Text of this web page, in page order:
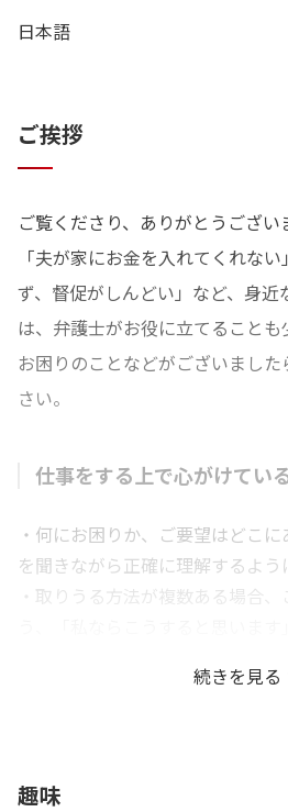
日本語
ご挨拶
ご覧くださり、ありがとうござい
「夫が家にお金を入れてくれな
ず、督促がしんどい」など、身
は、弁護士がお役に立てることも
お困りのことなどがございまし
さい。
仕事をする上で心がけてい
・何にお困りか、ご要望はどこ
を聞きながら正確に理解するよう
・取りうる方法が複数ある場合
誠心誠意取り組むこと
続きを見る
趣味